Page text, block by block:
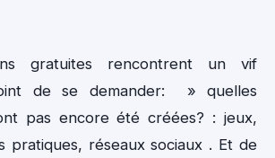
gratuites rencontrent un vif
de se demander: » quelles
pas encore été créées? : jeux,
pratiques, réseaux sociaux . Et de